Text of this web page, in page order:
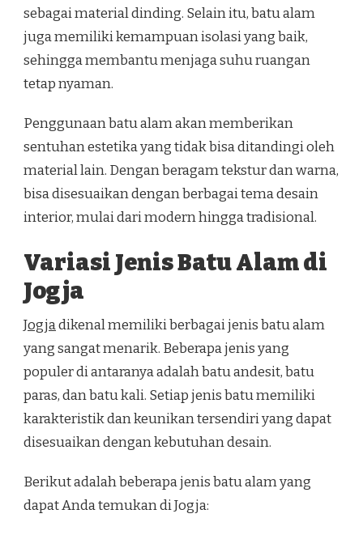
sebagai material dinding. Selain itu, batu alam
juga memiliki kemampuan isolasi yang baik,
sehingga membantu menjaga suhu ruangan
tetap nyaman.
Penggunaan batu alam akan memberikan
sentuhan estetika yang tidak bisa ditandingi oleh
material lain. Dengan beragam tekstur dan warna,
bisa disesuaikan dengan berbagai tema desain
interior, mulai dari modern hingga tradisional.
Variasi Jenis Batu Alam di
Jogja
Jogjadikenal memiliki berbagai jenis batu alam
yang sangat menarik. Beberapa jenis yang
populer di antaranya adalah batu andesit, batu
paras, dan batu kali. Setiap jenis batu memiliki
karakteristik dan keunikan tersendiri yang dapat
disesuaikan dengan kebutuhan desain.
Berikut adalah beberapa jenis batu alam yang
dapat Anda temukan di Jogja: